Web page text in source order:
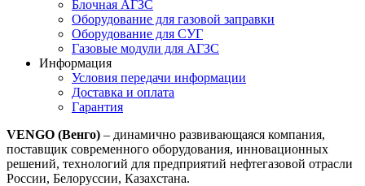
Блочная АГЗС
Оборудование для газовой заправки
Оборудование для СУГ
Газовые модули для АГЗС
Информация
Условия передачи информации
Доставка и оплата
Гарантия
VENGO (Венго) – динамично развивающаяся компания,
поставщик современного оборудования, инновационных
решений, технологий для предприятий нефтегазовой отрасли
России, Белоруссии, Казахстана.